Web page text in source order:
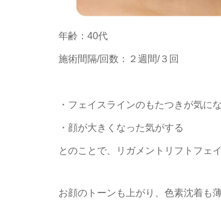
年齢：40代
施術間隔/回数：２週間/３回
・フェイスラインのもたつきが気に
・顔が大きくなった気がする
とのことで、リガメントリフトフェ
お顔のトーンも上がり、色素沈着も